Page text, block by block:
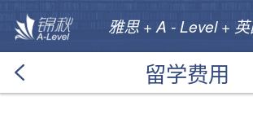
雅思 + A - Level +
留学费用